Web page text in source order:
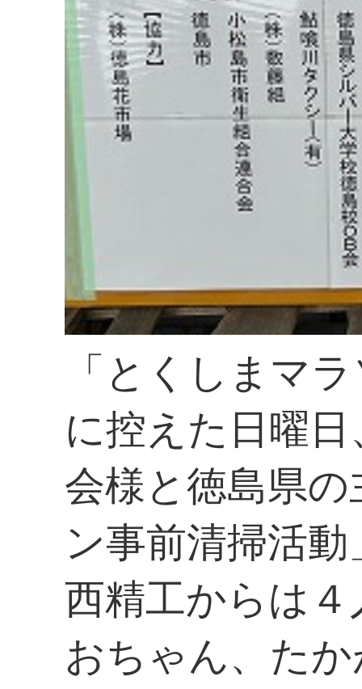
「とくしまマ
に控えた日曜
会様と徳島県
ン事前清掃活
西精工からは
おちゃん、た